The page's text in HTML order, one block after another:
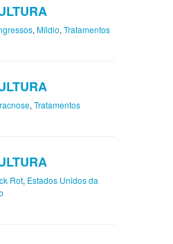
, Míldio, Tratamentos
, Tratamentos
Rot, Estados Unidos da